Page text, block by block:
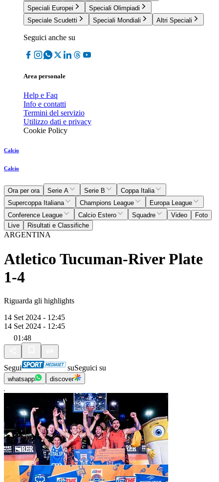
Speciali Europei
Speciali Olimpiadi
Speciale Scudetti
Speciali Mondiali Altri Speciali
Seguici anche su
Area personale
Help e Faq
Info e contatti
Termini del servizio
Utilizzo dati e privacy
Cookie Policy
Calcio
Calcio
Ora per ora Serie A Serie B
Coppa Italia
Supercoppa Italiana
Champions League
Europa League
Conference League
Calcio Estero Squadre Video
Foto
Live
Risultati e Classifiche
ARGENTINA
Atletico Tucuman-River Plate
1-4
Riguarda gli highlights
14 Set 2024 - 12:45
14 Set 2024 - 12:45
01:48
Segui suSeguici su
whatsapp discover